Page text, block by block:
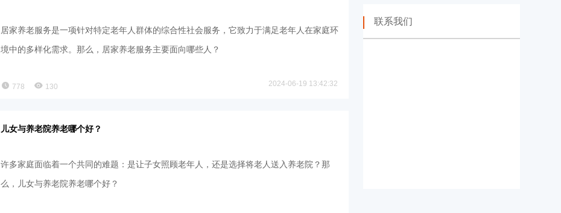
居家养老服务是一项针对特定老年人群体的综合性社会服务，它致力于满足老年人在家庭环
境中的多样化需求。那么，居家养老服务主要面向哪些人？
778 130 2024-06-19 13:42:32
儿女与养老院养老哪个好？
许多家庭面临着一个共同的难题：是让子女照顾老年人，还是选择将老人送入养老院？那
么，儿女与养老院养老哪个好？
联系我们